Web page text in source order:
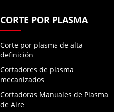
CORTE POR PLASMA
Corte por plasma de alta
definición
Cortadores de plasma
mecanizados
Cortadoras Manuales de Plasma
de Aire